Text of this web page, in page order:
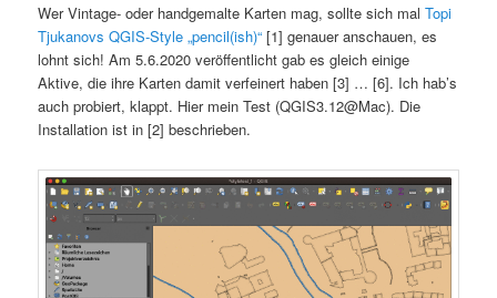
Wer Vintage- oder handgemalte Karten mag, sollte sich malTopi
Tjukanovs QGIS-Style „pencil(ish)“ [1] genauer anschauen, es
lohnt sich! Am 5.6.2020 veröffentlicht gab es gleich einige
Aktive, die ihre Karten damit verfeinert haben [3] … [6]. Ich hab’s
auch probiert, klappt. Hier mein Test (QGIS3.12@Mac). Die
Installation ist in [2] beschrieben.